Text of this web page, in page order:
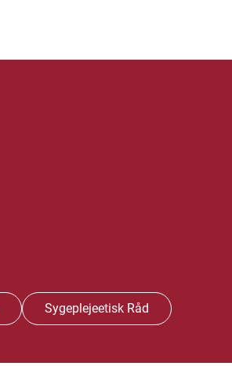
Sygeplejeetisk Råd